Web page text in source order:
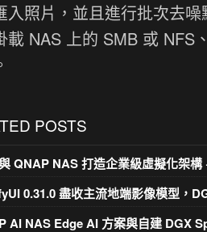
入照片，並且進行批次去
載 NAS 上的 SMB 或 NFS
POSTS
QNAP NAS 打造企業級虛擬化架
0.31.0 盡收主流地端影像模型，
AI NAS Edge AI 方案與自建 DGX